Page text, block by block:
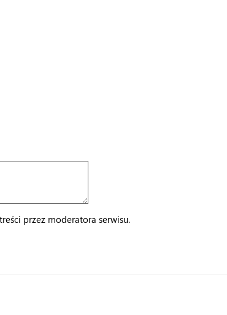
przez moderatora serwisu.